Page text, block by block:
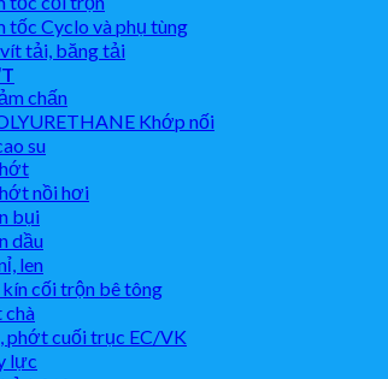
tốc Cyclo và phụ tùng
tải, băng tải
chấn
Khớp nối
su
nồi hơi
bụi
dầu
len
cối trộn bê tông
phớt cuối trục EC/VK
lực